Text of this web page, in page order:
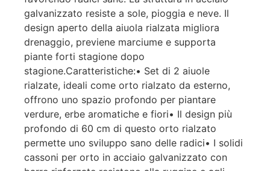
galvanizzato resiste a sole, pioggia e neve. Il
design aperto della aiuola rialzata migliora
drenaggio, previene marciume e supporta
piante forti stagione dopo
stagione.Caratteristiche:• Set di 2 aiuole
rialzate, ideali come orto rialzato da esterno,
offrono uno spazio profondo per piantare
verdure, erbe aromatiche e fiori• Il design più
profondo di 60 cm di questo orto rialzato
permette uno sviluppo sano delle radici• I solidi
cassoni per orto in acciaio galvanizzato con